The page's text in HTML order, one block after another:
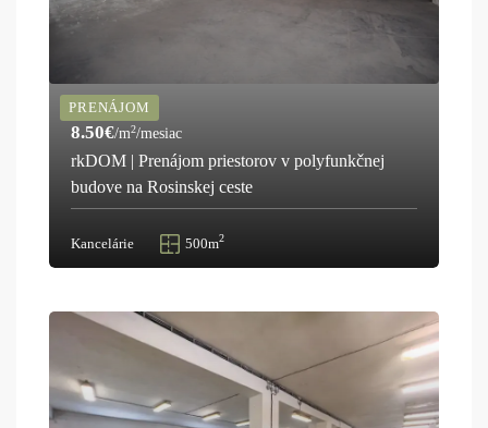
PRENÁJOM
8.50€/m2/mesiac
rkDOM | Prenájom priestorov v polyfunkčnej
budove na Rosinskej ceste
Kancelárie 500m2